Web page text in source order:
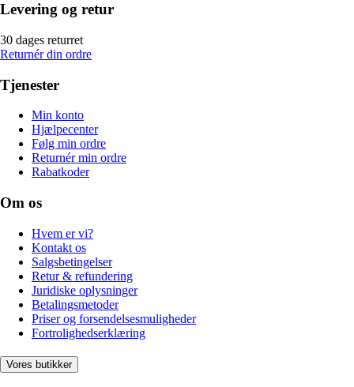
Levering og retur
30 dages returret
Returnér din ordre
Tjenester
Min konto
Hjælpecenter
Følg min ordre
Returnér min ordre
Rabatkoder
Om os
Hvem er vi?
Kontakt os
Salgsbetingelser
Retur & refundering
Juridiske oplysninger
Betalingsmetoder
Priser og forsendelsesmuligheder
Fortrolighedserklæring
Vores butikker